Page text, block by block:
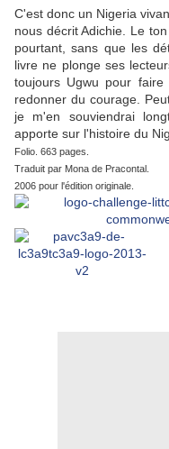
C'est donc un Nigeria
nous décrit Adichie. Le
pourtant, sans que les
livre ne plonge ses
toujours Ugwu pour
redonner du courage.
je m'en souviendrai
apporte sur l'histoire du
Folio. 663 pages.
Traduit par Mona de Pracontal.
2006 pour l'édition originale.